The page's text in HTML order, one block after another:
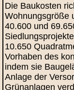
Die Baukosten
Wohnungsgröße
40.600 und
10.650
Vorhaben des
indem sie
Anlage der
Grünanlagen